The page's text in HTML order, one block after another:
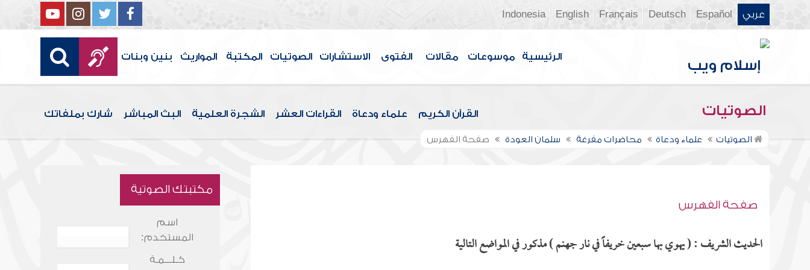
عربي Español
Deutsch
Français
English
Indonesia
الرئيسية موسوعات مقالات الفتوى الاستشارات الصوتيات المكتبة المواريث بنين وبنات
الصوتيات القرآن الكريم علماء ودعاة القراءات العشر الشجرة العلمية البث المباشر شارك بملفاتك
الصوتيات علماء ودعاة محاضرات مفرغة سلمان العودة صفحة الفهرس
صفحة الفهرس
الحديث الشريف : ( يهوي بها سبعين خريفاً في نار جهنم ) مذكور في المواضع التالية
مكتبتك الصوتية
اسم
المستخدم:
كـلـــمـة